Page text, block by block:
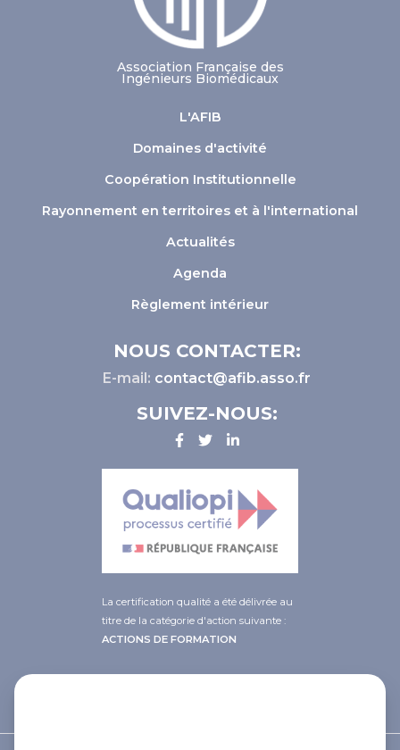
Association Française des
Ingénieurs Biomédicaux
L'AFIB
Domaines d'activité
Coopération Institutionnelle
Rayonnement en territoires et à l'international
Actualités
Agenda
Règlement intérieur
NOUS CONTACTER:
E-mail: contact@afib.asso.fr
SUIVEZ-NOUS:
La certification qualité a été délivrée au
titre de la catégorie d'action suivante :
ACTIONS DE FORMATION